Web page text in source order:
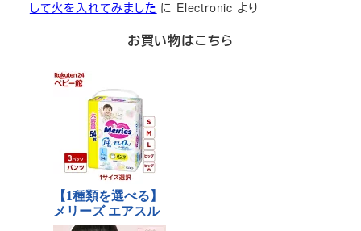
して火を入れてみました に Electronic より
お買い物はこちら